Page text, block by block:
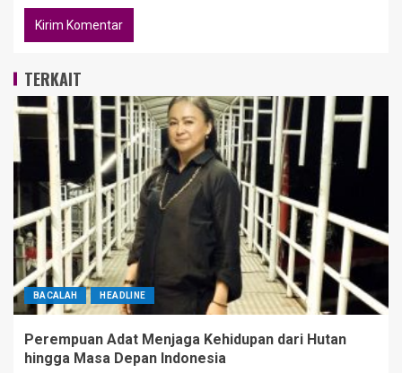
TERKAIT
BACALAH HEADLINE
Perempuan Adat Menjaga Kehidupan dari Hutan
hingga Masa Depan Indonesia